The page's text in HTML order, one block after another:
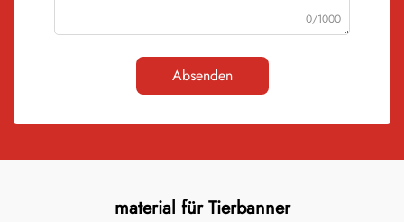
0/1000
Absenden
material für Tierbanner